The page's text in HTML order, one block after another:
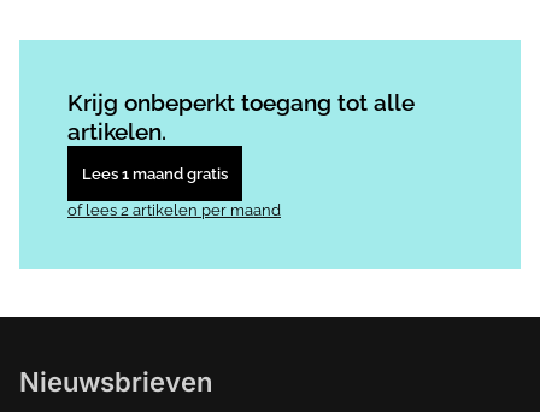
Krijg onbeperkt toegang tot alle
artikelen.
Lees 1 maand gratis
of lees 2 artikelen per maand
Nieuwsbrieven